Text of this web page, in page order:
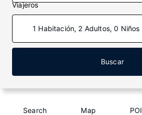
Viajeros
1 Habitación, 2 Adultos, 0 Niños
Buscar
Search Map POI